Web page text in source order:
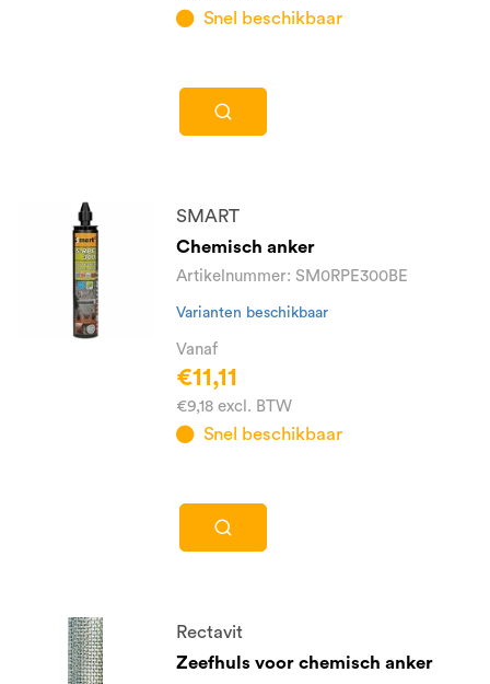
Snel beschikbaar
SMART
Chemisch anker
Artikelnummer: SM0RPE300BE
Varianten beschikbaar
Vanaf
€11,11
€9,18 excl. BTW
Snel beschikbaar
Rectavit
Zeefhuls voor chemisch anker